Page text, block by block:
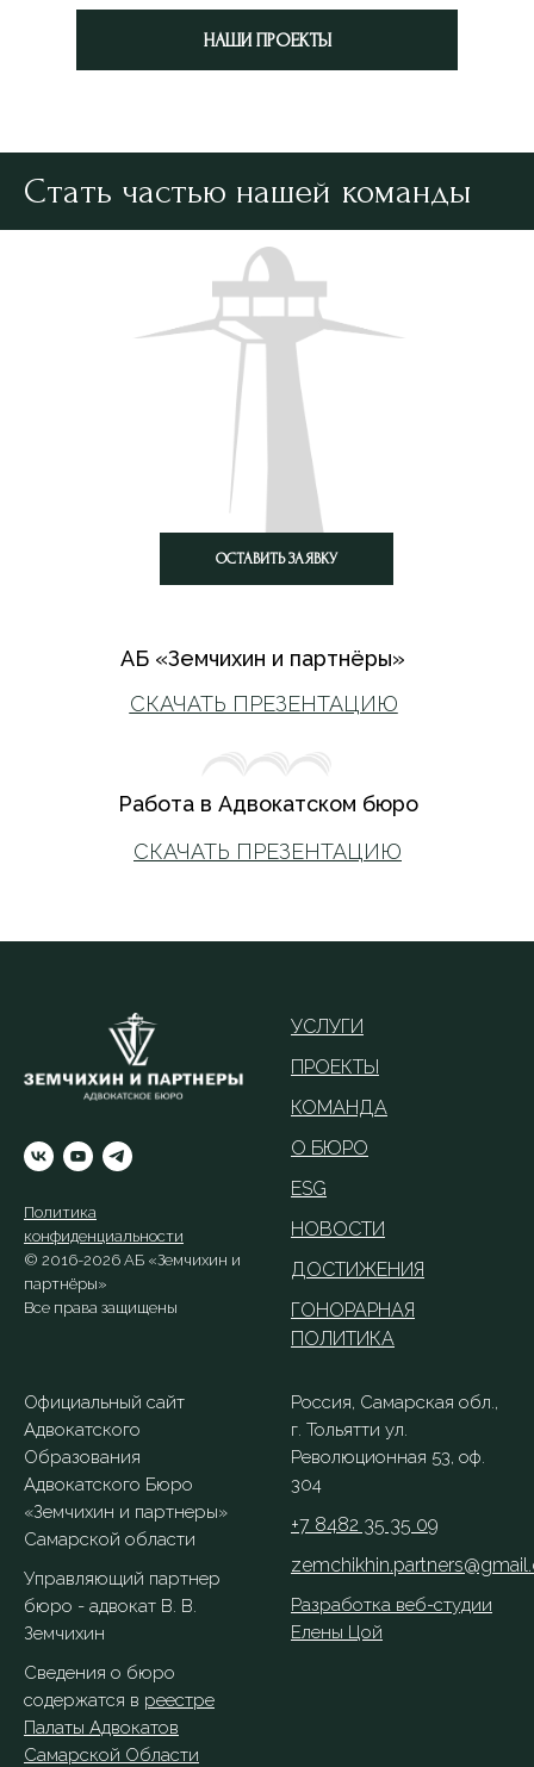
6
посягательства третьих лиц на
использование товарного знака.
НАШИ ПРОЕКТЫ
Стать частью нашей команды
ОСТАВИТЬ ЗАЯВКУ
СКАЧАТЬ ПРЕЗЕНТАЦИЮ
Работа в Адвокатском бюро
СКАЧАТЬ ПРЕЗЕНТАЦИЮ
АБ «‎Земчихин и партнёры»‎
Политика
конфиденциальности
© 2016-2026 АБ «Земчихин и
партнёры»
Все права защищены
УСЛУГИ
ПРОЕКТЫ
КОМАНДА
О БЮРО
ESG
НОВОСТИ
ДОСТИЖЕНИЯ
ГОНОРАРНАЯ
ПОЛИТИКА
Официальный сайт
Адвокатского
Образования
Адвокатского Бюро
«‎Земчихин и партнеры»‎
Самарской области
Управляющий партнер
бюро - адвокат В. В.
Земчихин
Сведения о бюро
содержатся в реестре
Палаты Адвокатов
Самарской Области
Россия, Самарская обл.,
г. Тольятти ул.
Революционная 53, оф.
304
+7 8482 35 35 09
Разработка веб-студии
Елены Цой